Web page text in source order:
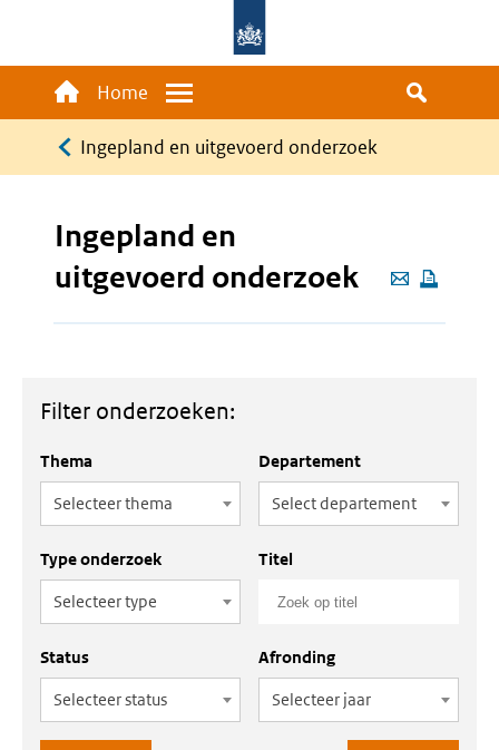
gaan
Main
navigation
Home Menu
Kruimelpad
Ingepland en uitgevoerd onderzoek
Deze
pagina
Ingepland en
uitgevoerd onderzoek
Filter onderzoeken:
Thema
Selecteer thema
Departement
Select departement
Type onderzoek
Selecteer type
Titel
Status
Selecteer status
Afronding
Selecteer jaar